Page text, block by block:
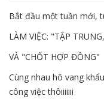
Bắt đầu một tuần mới,
LÀM VIỆC: "TẬP
VÀ "CHỐT HỢP ĐỒNG"
Cùng nhau hô vang
công việc thôiiiiiii